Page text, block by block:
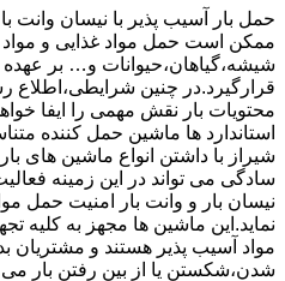
حمل بار آسیب پذیر با نیسان وانت
ممکن است حمل مواد غذایی و
شیشه،گیاهان،حیوانات و… بر
قرارگیرد.در چنین
محتویات بار نقش مهمی را ایفا
استاندارد ها ماشین حمل کننده
شیراز با داشتن انواع ماشین های
سادگی می تواند در این زمینه
نیسان بار و وانت بار امنیت حمل
نماید.این ماشین ها مجهز به کلیه
مواد آسیب پذیر هستند و مشتریان
شدن،شکستن یا از بین رفتن بار می